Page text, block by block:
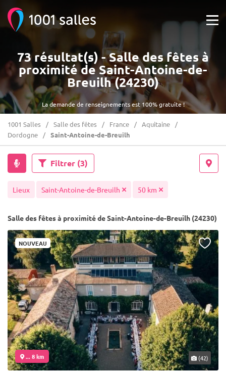
La demande de renseignements est 100% gratuite !
73 résultat(s) - Salle des fêtes à
proximité de Saint-Antoine-de-
Breuilh (24230)
1001 Salles Salle des fêtes France
Aquitaine
Dordogne
Saint-Antoine-de-Breuilh
Filtrer (3)
Lieux Saint-Antoine-de-Breuilh 50 km
Salle des fêtes à proximité de Saint-Antoine-de-Breuilh (24230)
NOUVEAU
... 8 km (42)